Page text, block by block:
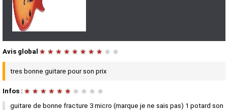
Avis global ★ ★ ★ ★ ★ ★ ★ ★ ★ ★
tres bonne guitare pour son prix
Infos : ★ ★ ★ ★ ★ ★ ★ ★ ★ ★
guitare de bonne fracture 3 micro (marque je ne sais pas) 1 potard son